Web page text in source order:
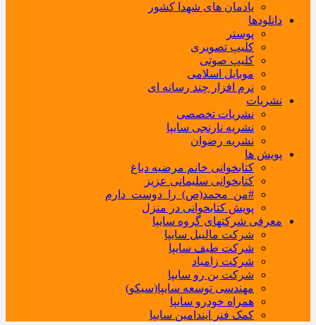
یادمان های شهدا کشور
دانلودها
پوستر
کلیپ تصویری
کلیپ صوتی
موبایل اسلامی
نرم افزار چند رسانه ای
نشریات
نشریات تخصصی
نشریه نارنجی سایپا
نشریه رضوان
پویش ها
کتابخوانی خانم مرضیه دباغ
کتابخوانی سلیمانی عزیز
#من_محمد(ص)_را_دوست_دارم
پویش کتابخوانی در منزل
معرفی شرکتهای گروه سایپا
شرکت مالیبل سایپا
شرکت طیف سایپا
شرکت زامیاد
شرکت بن رو سایپا
مهندسی توسعه سایپا(سیکو)
همراه خودرو سایپا
کمک فنر ایندامین سایپا